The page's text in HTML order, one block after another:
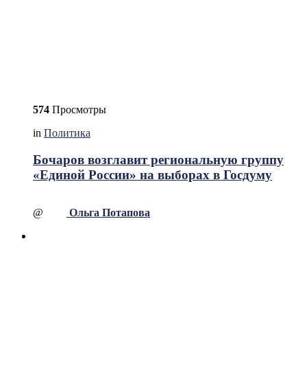
574 Просмотры
in Политика
Бочаров возглавит региональную группу
«Единой России» на выборах в Госдуму
@ Ольга Потапова